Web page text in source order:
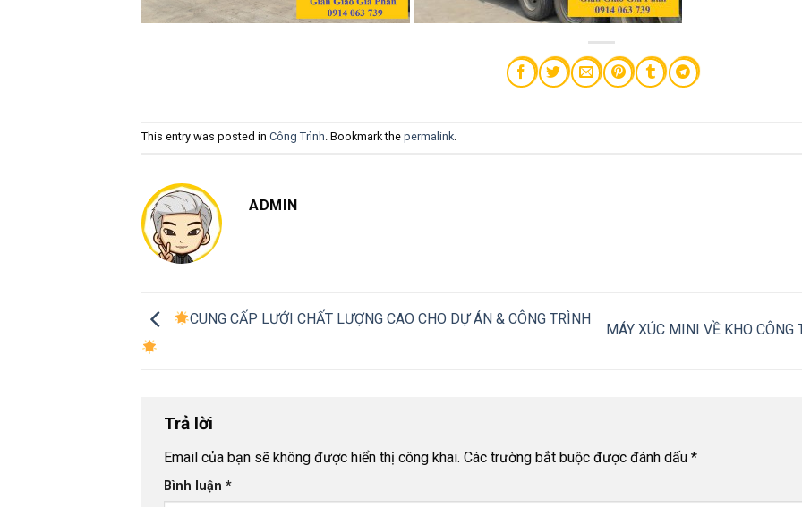
This entry was posted in Công Trình . Bookmark the permalink.
ADMIN
CUNG CẤP LƯỚI CHẤT LƯỢNG CAO CHO DỰ ÁN & CÔNG TRÌNH
MÁY XÚC MINI VỀ KHO
Trả lời
Email của bạn sẽ không được hiển thị công khai. Các trường bắt buộc được đánh dấu *
Bình luận *